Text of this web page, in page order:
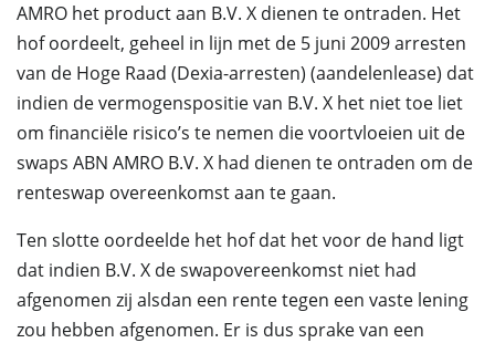
AMRO het product aan B.V. X dienen te ontraden. Het
hof oordeelt, geheel in lijn met de 5 juni 2009 arresten
van de Hoge Raad (Dexia-arresten) (aandelenlease) dat
indien de vermogenspositie van B.V. X het niet toe liet
om financiële risico’s te nemen die voortvloeien uit de
swaps ABN AMRO B.V. X had dienen te ontraden om de
renteswap overeenkomst aan te gaan.
Ten slotte oordeelde het hof dat het voor de hand ligt
dat indien B.V. X de swapovereenkomst niet had
afgenomen zij alsdan een rente tegen een vaste lening
zou hebben afgenomen. Er is dus sprake van een